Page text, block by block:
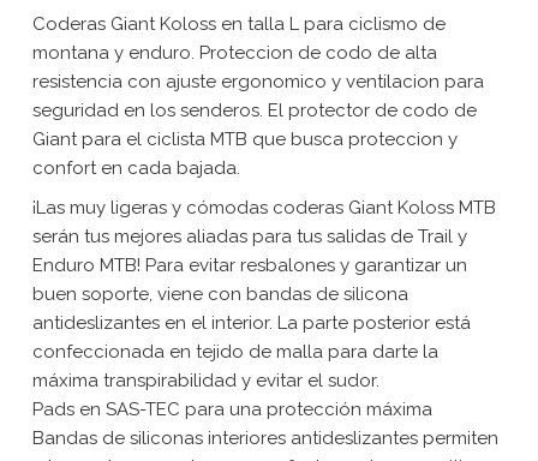
Coderas Giant Koloss en talla L para ciclismo de
montana y enduro. Proteccion de codo de alta
resistencia con ajuste ergonomico y ventilacion para
seguridad en los senderos. El protector de codo de
Giant para el ciclista MTB que busca proteccion y
confort en cada bajada.
¡Las muy ligeras y cómodas coderas Giant Koloss MTB
serán tus mejores aliadas para tus salidas de Trail y
Enduro MTB! Para evitar resbalones y garantizar un
buen soporte, viene con bandas de silicona
antideslizantes en el interior. La parte posterior está
confeccionada en tejido de malla para darte la
máxima transpirabilidad y evitar el sudor.
Pads en SAS-TEC para una protección máxima
Bandas de siliconas interiores antideslizantes permiten